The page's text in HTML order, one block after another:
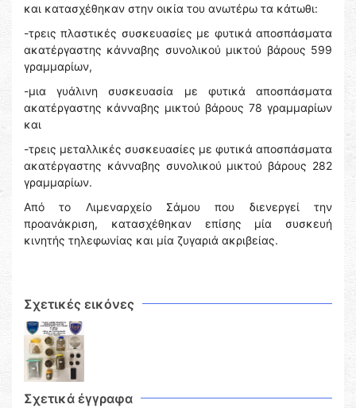
και κατασχέθηκαν στην οικία του ανωτέρω τα κάτωθι:
-τρεις πλαστικές συσκευασίες με φυτικά αποσπάσματα
ακατέργαστης κάνναβης συνολικού μικτού βάρους 599
γραμμαρίων,
-μια γυάλινη συσκευασία με φυτικά αποσπάσματα
ακατέργαστης κάνναβης μικτού βάρους 78 γραμμαρίων
και
-τρεις μεταλλικές συσκευασίες με φυτικά αποσπάσματα
ακατέργαστης κάνναβης συνολικού μικτού βάρους 282
γραμμαρίων.
Από το Λιμεναρχείο Σάμου που διενεργεί την
προανάκριση, κατασχέθηκαν επίσης μία συσκευή
κινητής τηλεφωνίας και μία ζυγαριά ακριβείας.
Σχετικές εικόνες
Σχετικά έγγραφα